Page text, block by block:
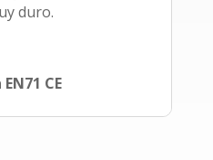
duro.
CE